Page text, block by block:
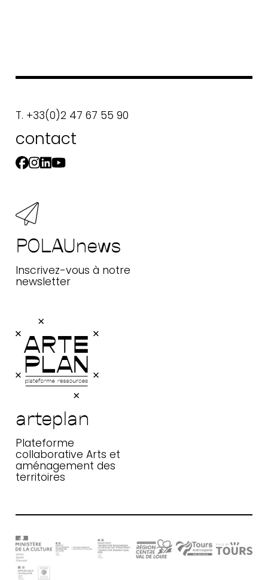
T. +33(0)2 47 67 55 90
contact
POLAUnews
Inscrivez-vous à notre
newsletter
arteplan
Plateforme
collaborative Arts et
aménagement des
territoires
arteplan
Plateforme collaborative Arts et
aménagement des territoires